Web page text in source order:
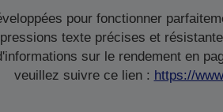
pour fonctionner
texte précises et
sur le rendement en
veuillez suivre ce lien : https://